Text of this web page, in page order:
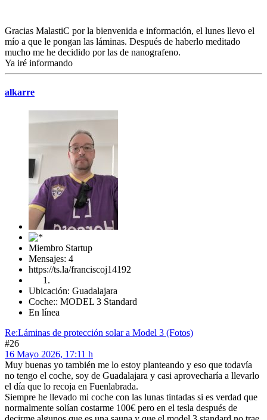
Gracias MalastiC por la bienvenida e información, el lunes llevo el
mío a que le pongan las láminas. Después de haberlo meditado
mucho me he decidido por las de nanografeno.
Ya iré informando
alkarre
Miembro Startup
Mensajes: 4
https://ts.la/franciscoj14192
Ubicación: Guadalajara
Coche:: MODEL 3 Standard
En línea
Re:Láminas de protección solar a Model 3 (Fotos)
#26
16 Mayo 2026, 17:11 h
Muy buenas yo también me lo estoy planteando y eso que todavía
no tengo el coche, soy de Guadalajara y casi aprovecharía a llevarlo
el día que lo recoja en Fuenlabrada.
Siempre he llevado mi coche con las lunas tintadas si es verdad que
normalmente solían costarme 100€ pero en el tesla después de